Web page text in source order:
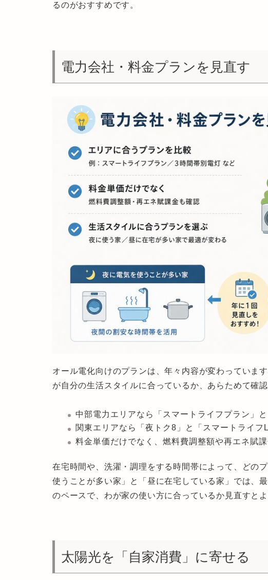
るのがおすすめです。
電力会社・料金プランを見直す
オール電化向けのプランは、年々内容が変わっていま
が自分の生活スタイルに合っているか、あらためて確
中部電力エリアなら「スマートライフプラン」
関東エリアなら「夜トク8」と「スマートライフ
料金単価だけでなく、燃料費調整額や再エネ賦
在宅時間や、洗濯・調理をする時間帯によって、どの
使うことが多い家」と「昼に在宅している家」では、
のペースで、わが家の使い方に合っているか見直すとよ
太陽光を「自家消費」に寄せる